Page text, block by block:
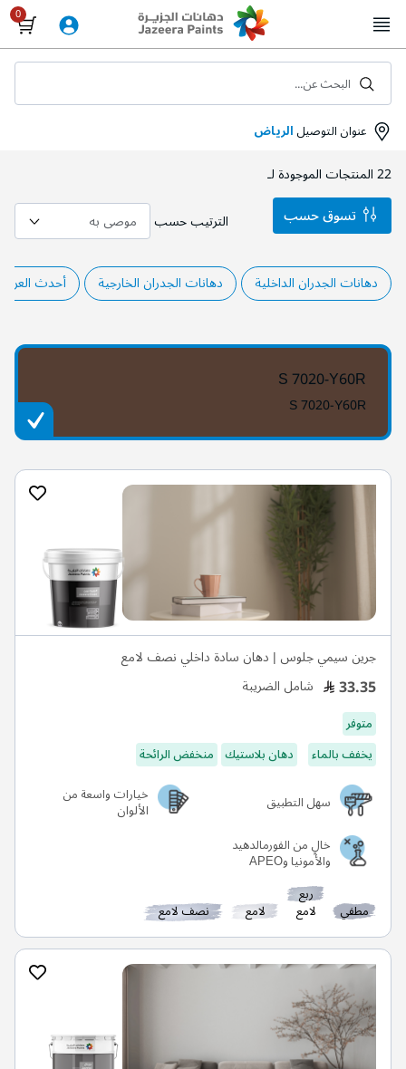
to
Content
عنوان التوصيلالرياض
البحث عن...
22المنتجات الموجودة لـ
الترتيب حسب
دهانات الجدران الداخلية دهانات الجدران الخارجية أحدث
S 7020-Y60R
S 7020-Y60R
جرين سيمي جلوس | دهان سادة داخلي نصف لامع
33.35 شامل الضريبة
متوفر
يخفف بالماء
دهان بلاستيك منخفض الرائحة
سهل التطبيق
خيارات واسعة من
الألوان
خالٍ من الفورمالدهيد
والأمونيا وAPEO
مطفي
ربع
لامع لامع نصف لامع
تسوق حسب